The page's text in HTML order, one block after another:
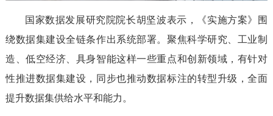
国家数据发展研究院院长胡坚波表示，《实施方案》围
绕数据集建设全链条作出系统部署。聚焦科学研究、工业制
造、低空经济、具身智能这样一些重点和创新领域，有针对
性推进数据集建设，同步也推动数据标注的转型升级，全面
提升数据集供给水平和能力。